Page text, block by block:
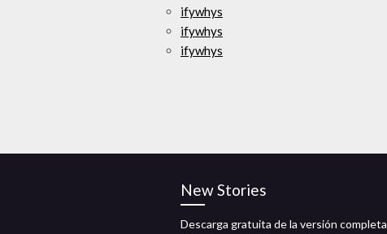
ifywhys
ifywhys
ifywhys
New Stories
Descarga gratuita de la versión completa